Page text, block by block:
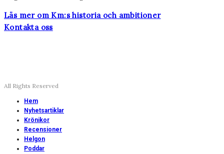
Läs mer om Km:s historia och ambitioner
Kontakta oss
All Rights Reserved
Hem
Nyhetsartiklar
Krönikor
Recensioner
Helgon
Poddar